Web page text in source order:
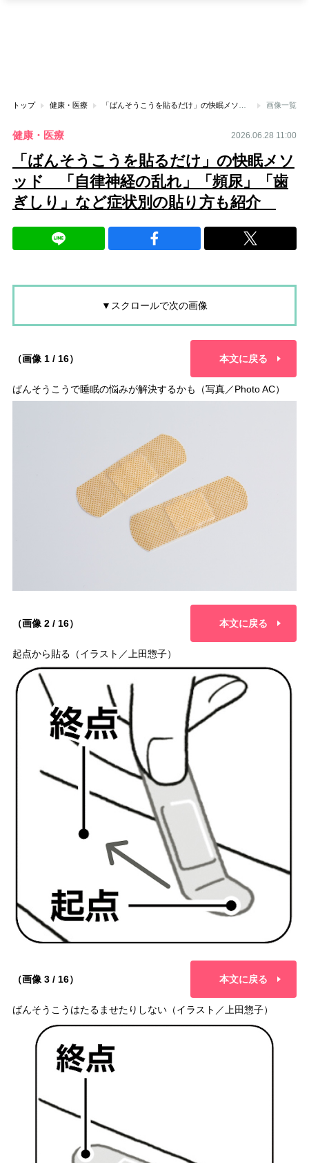
トップ 健康・医療 画像一覧
健康・医療 2026.06.28 11:00
「ばんそうこうを貼るだけ」の快眠メソ
ッド 「自律神経の乱れ」「頻尿」「歯
ぎしり」など症状別の貼り方も紹介
▼スクロールで次の画像
（画像 1 / 16） 本文に戻る
ばんそうこうで睡眠の悩みが解決するかも（写真／Photo AC）
（画像 2 / 16） 本文に戻る
起点から貼る（イラスト／上田惣子）
（画像 3 / 16） 本文に戻る
ばんそうこうはたるませたりしない（イラスト／上田惣子）